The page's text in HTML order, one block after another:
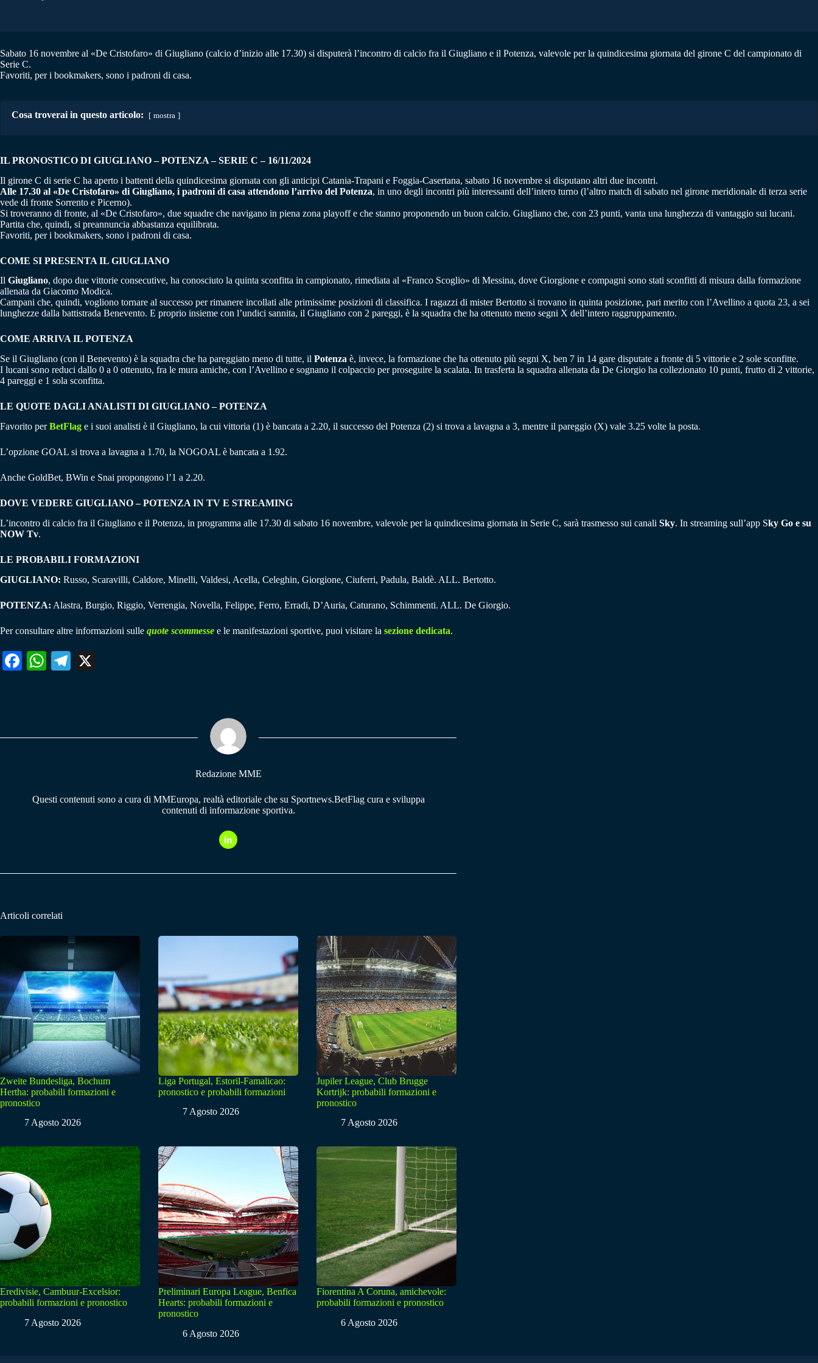
Sabato 16 novembre al «De Cristofaro» di Giugliano (calcio d’inizio alle 17.30) si disputerà l’incontro di calcio fra il Giugliano e il Potenza, valevole per la quindicesima giornata del girone C del campionato di
Serie C.
Favoriti, per i bookmakers, sono i padroni di casa.
Cosa troverai in questo articolo: mostra
IL PRONOSTICO DI GIUGLIANO – POTENZA–SERIE C – 16/11/2024
Il girone C di serie C ha aperto i battenti della quindicesima giornata con gli anticipi Catania-Trapani e Foggia-Casertana, sabato 16 novembre si disputano altri due incontri.
Alle 17.30 al «De Cristofaro» di Giugliano, i padroni di casa attendono l’arrivo del Potenza, in uno degli incontri più interessanti dell’intero turno (l’altro match di sabato nel girone meridionale di terza serie
vede di fronte Sorrento e Picerno).
Si troveranno di fronte, al «De Cristofaro», due squadre che navigano in piena zona playoff e che stanno proponendo un buon calcio. Giugliano che, con 23 punti, vanta una lunghezza di vantaggio sui lucani.
Partita che, quindi, si preannuncia abbastanza equilibrata.
Favoriti, per i bookmakers, sono i padroni di casa.
COME SI PRESENTA IL GIUGLIANO
Il Giugliano, dopo due vittorie consecutive, ha conosciuto la quinta sconfitta in campionato, rimediata al «Franco Scoglio» di Messina, dove Giorgione e compagni sono stati sconfitti di misura dalla formazione
allenata da Giacomo Modica.
Campani che, quindi, vogliono tornare al successo per rimanere incollati alle primissime posizioni di classifica. I ragazzi di mister Bertotto si trovano in quinta posizione, pari merito con l’Avellino a quota 23, a sei
lunghezze dalla battistrada Benevento. E proprio insieme con l’undici sannita, il Giugliano con 2 pareggi, è la squadra che ha ottenuto meno segni X dell’intero raggruppamento.
COME ARRIVA IL POTENZA
Se il Giugliano (con il Benevento) è la squadra che ha pareggiato meno di tutte, il Potenza è, invece, la formazione che ha ottenuto più segni X, ben 7 in 14 gare disputate a fronte di 5 vittorie e 2 sole sconfitte.
I lucani sono reduci dallo 0 a 0 ottenuto, fra le mura amiche, con l’Avellino e sognano il colpaccio per proseguire la scalata. In trasferta la squadra allenata da De Giorgio ha collezionato 10 punti, frutto di 2 vittorie,
4 pareggi e 1 sola sconfitta.
LE QUOTE DAGLI ANALISTI DI GIUGLIANO – POTENZA
Favorito perBetFlag e i suoi analisti è il Giugliano, la cui vittoria (1) è bancata a 2.20, il successo del Potenza (2) si trova a lavagna a 3, mentre il pareggio (X) vale 3.25 volte la posta.
L’opzione GOAL si trova a lavagna a 1.70, la NOGOAL è bancata a 1.92.
Anche GoldBet, BWin e Snai propongono l’1 a 2.20.
DOVE VEDERE GIUGLIANO – POTENZA IN TV E STREAMING
L’incontro di calcio fra il Giugliano e il Potenza, in programma alle 17.30 di sabato 16 novembre, valevole per la quindicesima giornata in Serie C, sarà trasmesso sui canali Sky. In streaming sull’app Sky Go e su
NOW Tv.
LE PROBABILI FORMAZIONI
GIUGLIANO: Russo, Scaravilli, Caldore, Minelli, Valdesi, Acella, Celeghin, Giorgione, Ciuferri, Padula, Baldè. ALL. Bertotto.
POTENZA: Alastra, Burgio, Riggio, Verrengia, Novella, Felippe, Ferro, Erradi, D’Auria, Caturano, Schimmenti. ALL. De Giorgio.
Per consultare altre informazioni sulle quote scommesse e le manifestazioni sportive, puoi visitare la sezione dedicata.
Fa W
pp
Te
m
Redazione MME
Questi contenuti sono a cura di MMEuropa, realtà editoriale che su Sportnews.BetFlag cura e sviluppa
contenuti di informazione sportiva.
Articoli correlati
Zweite Bundesliga, Bochum
Hertha: probabili formazioni e
pronostico
7 Agosto 2026
Liga Portugal, Estoril-Famalicao:
pronostico e probabili formazioni
7 Agosto 2026
Jupiler League, Club Brugge
Kortrijk: probabili formazioni e
pronostico
7 Agosto 2026
Eredivisie, Cambuur-Excelsior:
probabili formazioni e pronostico
7 Agosto 2026
Preliminari Europa League, Benfica
Hearts: probabili formazioni e
pronostico
6 Agosto 2026
Fiorentina A Coruna, amichevole:
probabili formazioni e pronostico
6 Agosto 2026